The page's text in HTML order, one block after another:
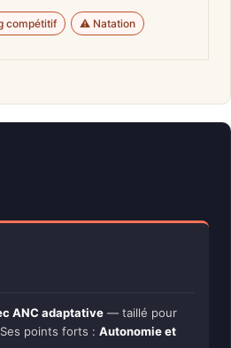
compétitif ⚠️ Natation
ANC adaptative — taillé pour
points forts : Autonomie et